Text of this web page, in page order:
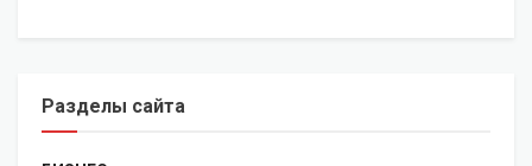
Разделы сайта